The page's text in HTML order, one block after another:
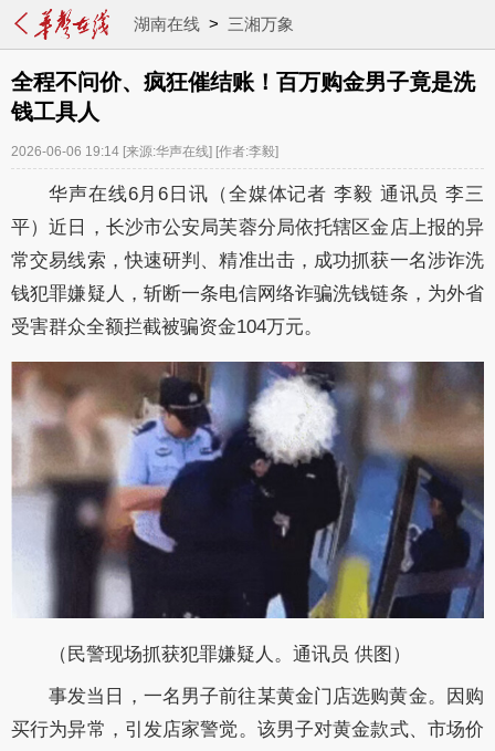
湖南在线> 三湘万象
全程不问价、疯狂催结账！百万购金男子竟是洗
钱工具人
2026-06-06 19:14 [来源:华声在线] [作者:李毅]
华声在线6月6日讯（全媒体记者 李毅 通讯员 李三
平）近日，长沙市公安局芙蓉分局依托辖区金店上报的异
常交易线索，快速研判、精准出击，成功抓获一名涉诈洗
钱犯罪嫌疑人，斩断一条电信网络诈骗洗钱链条，为外省
受害群众全额拦截被骗资金104万元。
（民警现场抓获犯罪嫌疑人。通讯员 供图）
事发当日，一名男子前往某黄金门店选购黄金。因购
买行为异常，引发店家警觉。该男子对黄金款式、市场价